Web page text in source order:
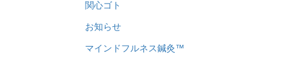
関心ゴト
お知らせ
マインドフルネス鍼灸™️